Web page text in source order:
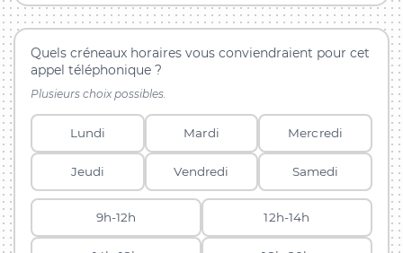
Quels créneaux horaires vous conviendraient pour cet
appel téléphonique ?
Plusieurs choix possibles.
Lundi Mardi Mercredi
Jeudi Vendredi Samedi
9h-12h 12h-14h